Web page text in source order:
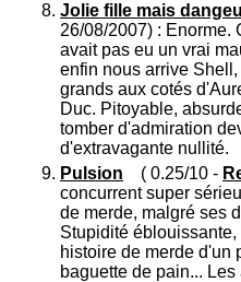
Jolie fille mais
26/08/2007) : Enorme.
avait pas eu un vrai
enfin nous arrive
grands aux cotés
Duc. Pitoyable,
tomber d'admiration
d'extravagante nullité.
Pulsion ( 0.25/10 -
concurrent super
de merde, malgré ses
Stupidité
histoire de merde d'un
baguette de pain...